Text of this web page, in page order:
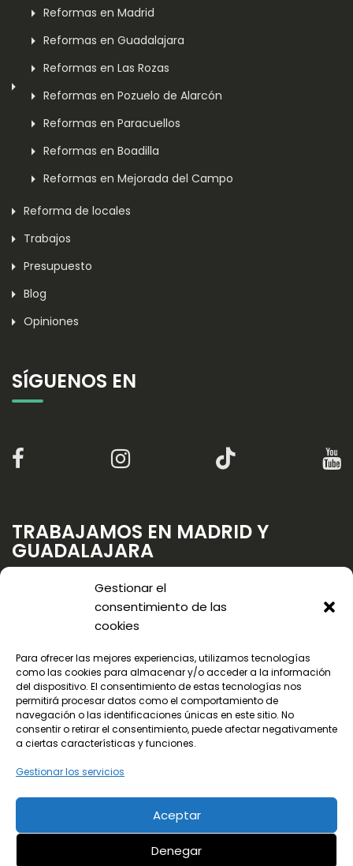
Gestionar el
consentimiento de las
cookies
Para ofrecer las mejores experiencias, utilizamos tecnologías
como las cookies para almacenar y/o acceder a la información
del dispositivo. El consentimiento de estas tecnologías nos
permitirá procesar datos como el comportamiento de
navegación o las identificaciones únicas en este sitio. No
consentir o retirar el consentimiento, puede afectar negativamente
a ciertas características y funciones.
Gestionar los servicios
Aceptar
Denegar
Reformas en Madrid
Reformas en Guadalajara
Reformas en Las Rozas
Reformas en Pozuelo de Alarcón
Reformas en Paracuellos
Reformas en Boadilla
Reformas en Mejorada del Campo
Reforma de locales
Trabajos
Presupuesto
Blog
Opiniones
SÍGUENOS EN
TRABAJAMOS EN MADRID Y
GUADALAJARA
© 2024 Todos los derechos reservados